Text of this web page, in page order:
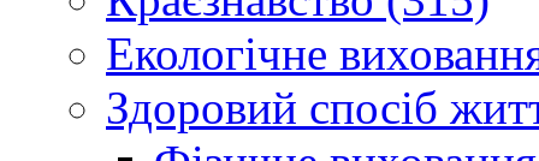
Екологічне
Здоровий спосіб